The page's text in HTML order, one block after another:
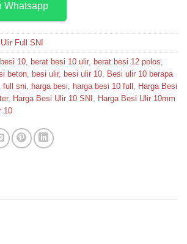
Whatsapp
Full SNI
10, berat besi 10 ulir, berat besi 12 polos,
beton, besi ulir, besi ulir 10, Besi ulir 10 berapa
full sni, harga besi, harga besi 10 full , Harga Besi
, Harga Besi Ulir 10 SNI , Harga Besi Ulir 10mm
10